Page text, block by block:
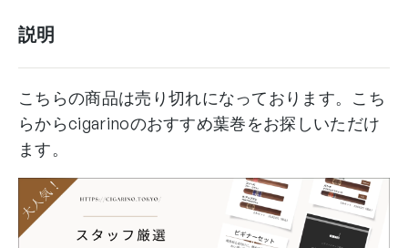
説明
こちらの商品は売り切れになっております。こち
らからcigarinoのおすすめ葉巻をお探しいただけ
ます。